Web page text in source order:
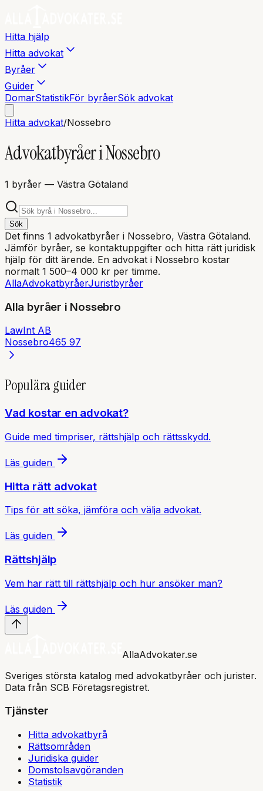
Hitta hjälp
Hitta advokat
Byråer
Guider
DomarStatistikFör byråerSök advokat
Hitta advokat/Nossebro
Advokatbyråer iNossebro
1 byråer — Västra Götaland
Sök
Det finns 1 advokatbyråer i Nossebro, Västra Götaland.
Jämför byråer, se kontaktuppgifter och hitta rätt juridisk
hjälp för ditt ärende. En advokat i Nossebro kostar
normalt 1 500–4 000 kr per timme.
AllaAdvokatbyråerJuristbyråer
Alla byråer i Nossebro
LawInt AB
Nossebro465 97
Populära guider
Vad kostar en advokat?
Guide med timpriser, rättshjälp och rättsskydd.
Läs guiden
Hitta rätt advokat
Tips för att söka, jämföra och välja advokat.
Läs guiden
Rättshjälp
Vem har rätt till rättshjälp och hur ansöker man?
Läs guiden
AllaAdvokater.se
Sveriges största katalog med advokatbyråer och jurister.
Data från SCB Företagsregistret.
Tjänster
Hitta advokatbyrå
Rättsområden
Juridiska guider
Domstolsavgöranden
Statistik